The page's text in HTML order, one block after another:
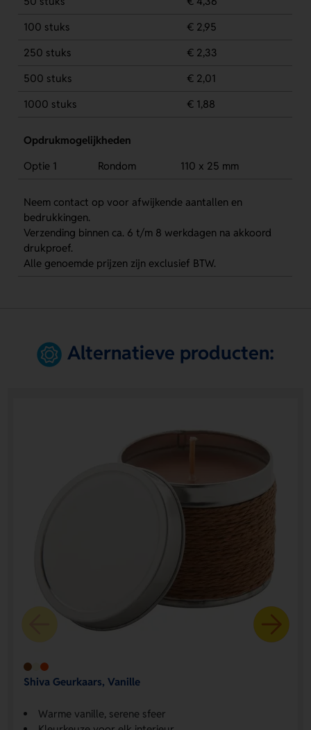
100 stuks
€ 2,95
250 stuks
€ 2,33
500 stuks
€ 2,01
1000 stuks
€ 1,88
Opdrukmogelijkheden
Optie 1
Rondom 110 x 25 mm
Neem contact op voor afwijkende aantallen en
bedrukkingen.
Verzending binnen ca. 6 t/m 8 werkdagen na akkoord
drukproef.
Alle genoemde prijzen zijn exclusief BTW.
Alternatieve producten:
Shiva Geurkaars, Vanille
Warme vanille, serene sfeer